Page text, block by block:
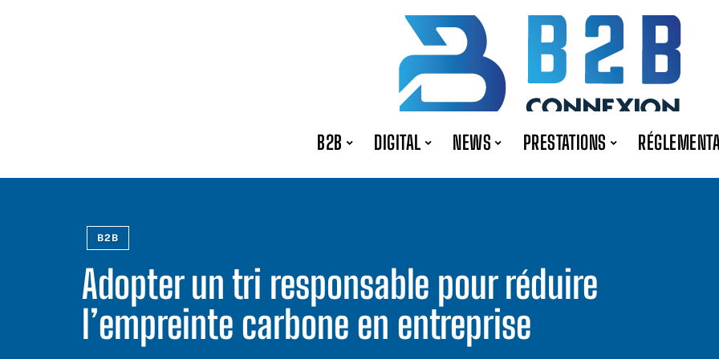
B2B DIGITAL NEWS PRESTATIONS
B2B
Adopter un tri responsable pour réduire
l’empreinte carbone en entreprise